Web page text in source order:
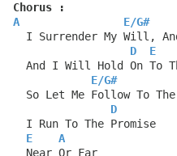
Chorus :
A
E/G#
I Surrender My Will,
D
E
And I Will Hold On To
E/G#
So Let Me Follow To
D
  I Run To The Promise
E
A
  Near Or Far